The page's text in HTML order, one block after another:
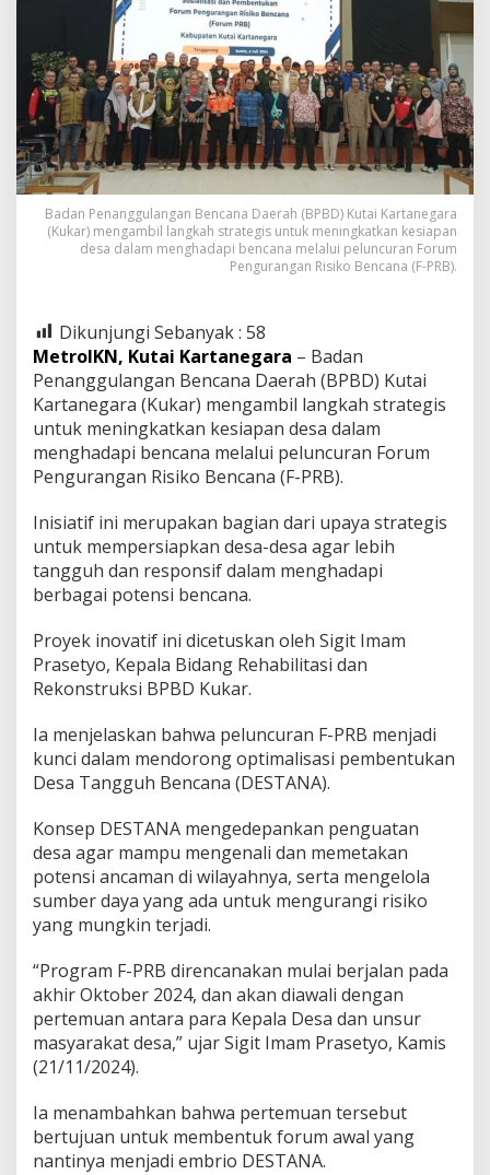
Badan Penanggulangan Bencana Daerah (BPBD) Kutai Kartanegara
(Kukar) mengambil langkah strategis untuk meningkatkan kesiapan
desa dalam menghadapi bencana melalui peluncuran Forum
Pengurangan Risiko Bencana (F-PRB).
Dikunjungi Sebanyak : 58
MetroIKN, Kutai Kartanegara – Badan
Penanggulangan Bencana Daerah (BPBD) Kutai
Kartanegara (Kukar) mengambil langkah strategis
untuk meningkatkan kesiapan desa dalam
menghadapi bencana melalui peluncuran Forum
Pengurangan Risiko Bencana (F-PRB).
Inisiatif ini merupakan bagian dari upaya strategis
untuk mempersiapkan desa-desa agar lebih
tangguh dan responsif dalam menghadapi
berbagai potensi bencana.
Proyek inovatif ini dicetuskan oleh Sigit Imam
Prasetyo, Kepala Bidang Rehabilitasi dan
Rekonstruksi BPBD Kukar.
Ia menjelaskan bahwa peluncuran F-PRB menjadi
kunci dalam mendorong optimalisasi pembentukan
Desa Tangguh Bencana (DESTANA).
Konsep DESTANA mengedepankan penguatan
desa agar mampu mengenali dan memetakan
potensi ancaman di wilayahnya, serta mengelola
sumber daya yang ada untuk mengurangi risiko
yang mungkin terjadi.
“Program F-PRB direncanakan mulai berjalan pada
akhir Oktober 2024, dan akan diawali dengan
pertemuan antara para Kepala Desa dan unsur
masyarakat desa,” ujar Sigit Imam Prasetyo, Kamis
(21/11/2024).
Ia menambahkan bahwa pertemuan tersebut
bertujuan untuk membentuk forum awal yang
nantinya menjadi embrio DESTANA.